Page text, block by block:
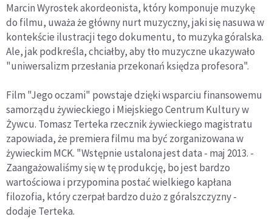
Marcin Wyrostek akordeonista, który komponuje muzykę
do filmu, uważa że główny nurt muzyczny, jaki się nasuwa w
kontekście ilustracji tego dokumentu, to muzyka góralska.
Ale, jak podkreśla, chciałby, aby tło muzyczne ukazywało
"uniwersalizm przesłania przekonań księdza profesora".
Film "Jego oczami" powstaje dzięki wsparciu finansowemu
samorządu żywieckiego i Miejskiego Centrum Kultury w
Żywcu. Tomasz Terteka rzecznik żywieckiego magistratu
zapowiada, że premiera filmu ma być zorganizowana w
żywieckim MCK. "Wstępnie ustalona jest data - maj 2013. -
Zaangażowaliśmy się w tę produkcję, bo jest bardzo
wartościowa i przypomina postać wielkiego kapłana
filozofia, który czerpał bardzo dużo z góralszczyzny -
dodaje Terteka.